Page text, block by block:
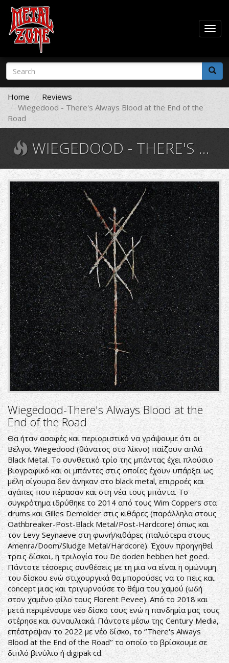
Skip
main
content
Search
form
Search
Home
Reviews
Wiegedood - There's Always Blood at the End of the
Road
WIEGEDOOD - THERE'S ALWAYS BLOOD AT THE END OF THE ROAD
992608.jpeg
Wiegedood-There's Always Blood at the
End of the Road
Θα ήταν ασαφές και περιοριστικό να γράψουμε ότι οι
Βέλγοι Wiegedood (θάνατος στο λίκνο) παίζουν απλά
Black Metal. Το συνθετικό τρίο της μπάντας έχει πλούσιο
βιογραφικό και οι μπάντες στις οποίες έχουν υπάρξει ως
μέλη σίγουρα δεν άνηκαν στο black metal, επιρροές και
αγάπες που πέρασαν και στη νέα τους μπάντα. Το
συγκρότημα ιδρύθηκε το 2014 από τους Wim Coppers στα
drums και Gilles Demolder στις κιθάρες (παράλληλα στους
Oathbreaker-Post-Black Metal/Post-Hardcore) όπως και
τον Levy Seynaeve στη φωνή/κιθάρες (παλιότερα στους
Amenra/Doom/Sludge Metal/Hardcore). Έχουν προηγηθεί
τρεις δίσκοι, η τριλογία του De doden hebben het goed.
Πάντοτε τέσσερις συνθέσεις με τη μια να είναι η ομώνυμη
του δίσκου ενώ στιχουργικά θα μπορούσες να το πεις και
concept μιας και τριγυρνούσε το θέμα του χαμού (ωδή
στον χαμένο φίλο τους Florent Pevee). Από το 2018 και
μετά περιμένουμε νέο δίσκο τους ενώ η πανδημία μας τους
στέρησε και συναυλιακά. Πάντοτε μέσω της Century Media,
επέστρεψαν το 2022 με νέο δίσκο, το ‘’There's Always
Blood at the End of the Road’’ το οποίο το βρίσκουμε σε
διπλό βινύλιο ή digipak cd.